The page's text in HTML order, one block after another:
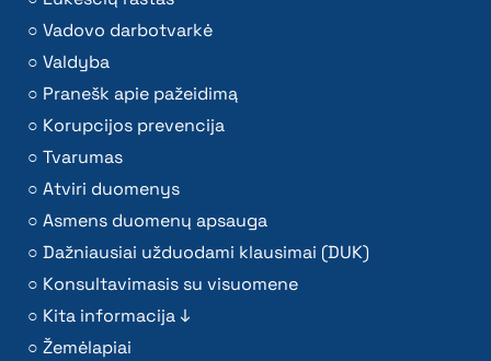
Vadovo darbotvarkė
Valdyba
Pranešk apie pažeidimą
Korupcijos prevencija
Tvarumas
Atviri duomenys
Asmens duomenų apsauga
Dažniausiai užduodami klausimai (DUK)
Konsultavimasis su visuomene
Kita informacija ↓
Žemėlapiai